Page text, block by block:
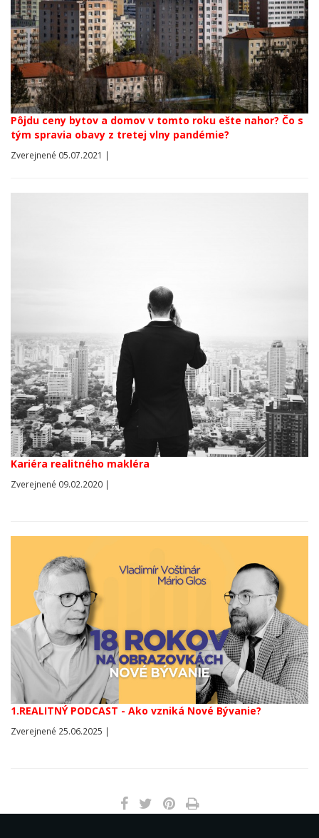
Pôjdu ceny bytov a domov v tomto roku ešte nahor? Čo s
tým spravia obavy z tretej vlny pandémie?
Zverejnené 05.07.2021 |
Kariéra realitného makléra
Zverejnené 09.02.2020 |
1.REALITNÝ PODCAST - Ako vzniká Nové Bývanie?
Zverejnené 25.06.2025 |